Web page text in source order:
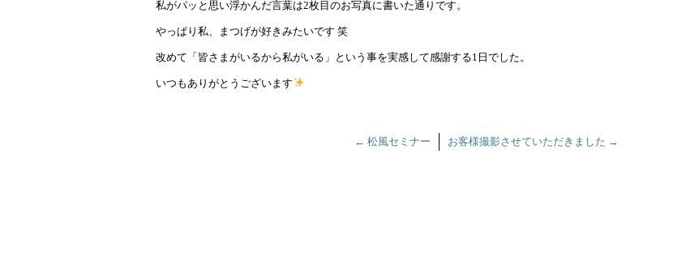
私がパッと思い浮かんだ言葉は2枚目のお写真に書いた通りです。
やっぱり私、まつげが好きみたいです 笑
改めて「皆さまがいるから私がいる」という事を実感して感謝する1日でした。
いつもありがとうございます
← 松風セミナー お客様撮影させていただきました →